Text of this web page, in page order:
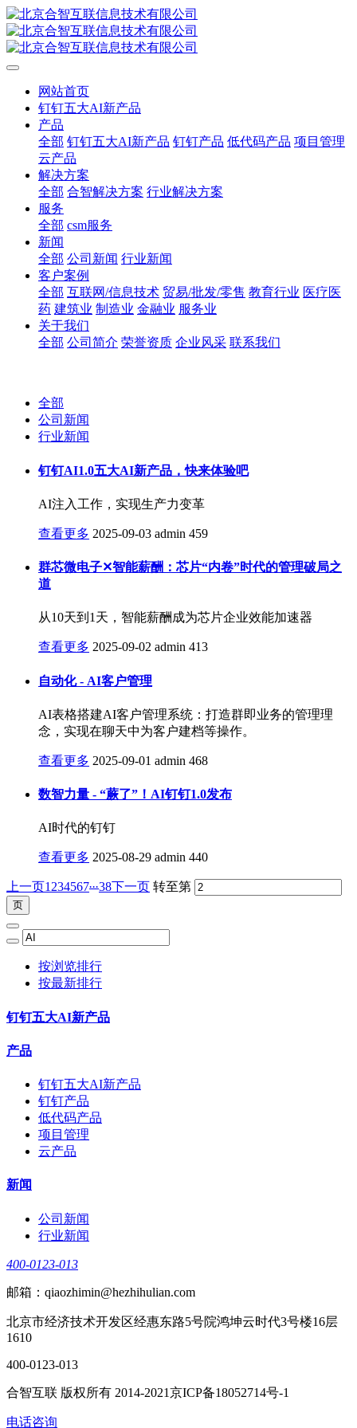
网站首页
钉钉五大AI新产品
产品
全部 钉钉五大AI新产品 钉钉产品 低代码产品 项目管理
云产品
解决方案
全部 合智解决方案 行业解决方案
服务
全部 csm服务
新闻
全部 公司新闻 行业新闻
客户案例
全部 互联网/信息技术 贸易/批发/零售 教育行业 医疗医
药 建筑业 制造业 金融业 服务业
关于我们
全部 公司简介 荣誉资质 企业风采 联系我们
全部
公司新闻
行业新闻
钉钉AI1.0五大AI新产品，快来体验吧
AI注入工作，实现生产力变革
查看更多 2025-09-03 admin 459
群芯微电子✕智能薪酬：芯片“内卷”时代的管理破局之
道
从10天到1天，智能薪酬成为芯片企业效能加速器
查看更多 2025-09-02 admin 413
自动化 - AI客户管理
AI表格搭建AI客户管理系统：打造群即业务的管理理
念，实现在聊天中为客户建档等操作。
查看更多 2025-09-01 admin 468
数智力量 - “蕨了”！AI钉钉1.0发布
AI时代的钉钉
查看更多 2025-08-29 admin 440
上一页1 234567...38下一页 转至第
按浏览排行
按最新排行
钉钉五大AI新产品
产品
钉钉五大AI新产品
钉钉产品
低代码产品
项目管理
云产品
新闻
公司新闻
行业新闻
400-0123-013
邮箱：qiaozhimin@hezhihulian.com
北京市经济技术开发区经惠东路5号院鸿坤云时代3号楼16层
1610
400-0123-013
合智互联 版权所有 2014-2021京ICP备18052714号-1
电话咨询